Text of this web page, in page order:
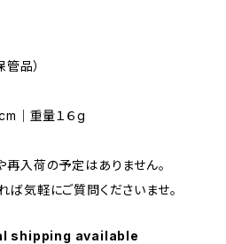
品）
｜重量１６g
再入荷の予定はありません。
ば気軽にご質問くださいませ。
shipping available